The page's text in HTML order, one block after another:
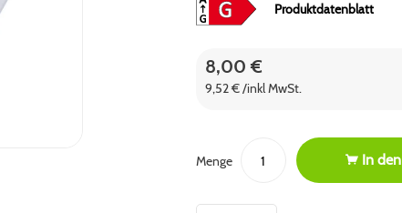
Produktdatenblatt
8,00 €
9,52 € /inkl MwSt.
Menge In den